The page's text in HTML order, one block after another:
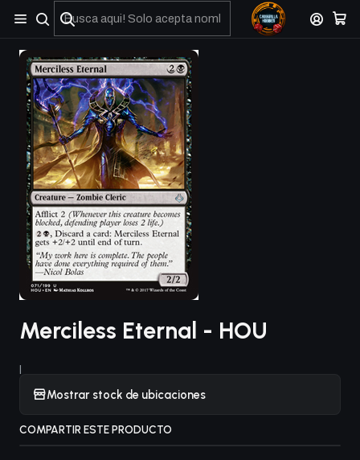
No olviden reportar sus depositos y transferencias por Whatsapp
Merciless Eternal - HOU
|
Mostrar stock de ubicaciones
COMPARTIR ESTE PRODUCTO